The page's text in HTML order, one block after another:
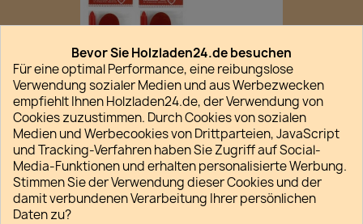
Set Kerzenhalter Rotes Herz
6,50 €
favorite_border
Bevor Sie Holzladen24.de besuchen
Für eine optimal Performance, eine reibungslose
Verwendung sozialer Medien und aus Werbezwecken
empfiehlt Ihnen Holzladen24.de, der Verwendung von
Cookies zuzustimmen. Durch Cookies von sozialen
Medien und Werbecookies von Drittparteien, JavaScript
und Tracking-Verfahren haben Sie Zugriff auf Social-
Media-Funktionen und erhalten personalisierte Werbung.
Stimmen Sie der Verwendung dieser Cookies und der
damit verbundenen Verarbeitung Ihrer persönlichen
Daten zu?